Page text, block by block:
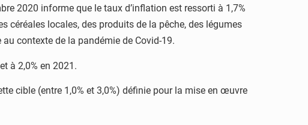
2020 informe que le taux d’inflation est ressorti à 1,7%
céréales locales, des produits de la pêche, des légumes
contexte de la pandémie de Covid-19.
à 2,0% en 2021.
cible (entre 1,0% et 3,0%) définie pour la mise en œuvre